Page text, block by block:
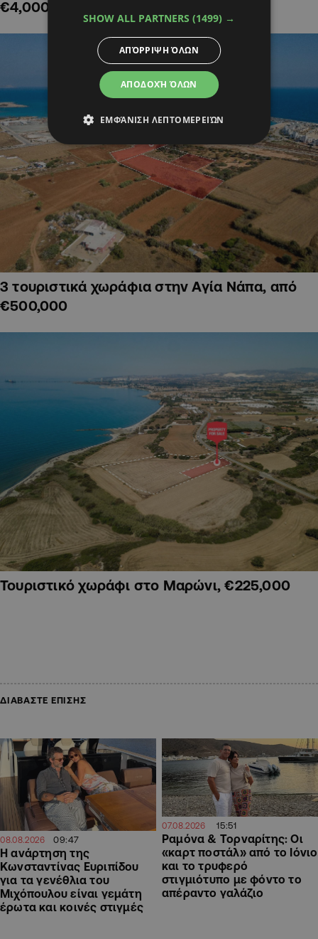
€4,000,000
3 τουριστικά χωράφια στην Αγία Νάπα, από
€500,000
Τουριστικό χωράφι στο Μαρώνι, €225,000
ΔΙΑΒΑΣΤΕ ΕΠΙΣΗΣ
08.08.2026 09:47
Η ανάρτηση της
Kωνσταντίνας Ευριπίδου
για τα γενέθλια του
Μιχόπουλου είναι γεμάτη
έρωτα και κοινές στιγμές
07.08.2026 15:51
Ραμόνα & Τορναρίτης: Οι
«καρτ ποστάλ» από το Ιόνιο
και το τρυφερό
στιγμιότυπο με φόντο το
απέραντο γαλάζιο
SHOW ALL PARTNERS (1499) →
ΑΠΟΔΟΧΉ ΌΛΩΝ
ΑΠΌΡΡΙΨΗ ΌΛΩΝ
ΕΜΦΆΝΙΣΗ ΛΕΠΤΟΜΕΡΕΙΏΝ